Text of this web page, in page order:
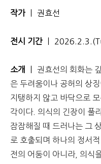
작가 ㅣ 권효선
전시 기간 ㅣ
소개
권효선의 회화는
은 두려움이나 공허의 상
지탱하지 않고 바닥으로
각이다. 의식의 긴장이 풀
잠잠해질 때 드러나는 그
로 호출되며 하나의 정서
전의 어둠이 아니라, 의식